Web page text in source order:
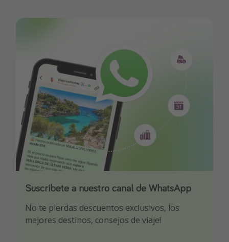
Suscríbete a nuestro canal de WhatsApp
No te pierdas descuentos exclusivos, los
mejores destinos, consejos de viaje!
Descarga nuestra app
Sé el primero en reservar nuestros chollazos
¡Suscríbete a nuestro canal de Telegram!
¡Recibe las mejores ofertas seleccionadas para
ti por nuestros expertos en viajes